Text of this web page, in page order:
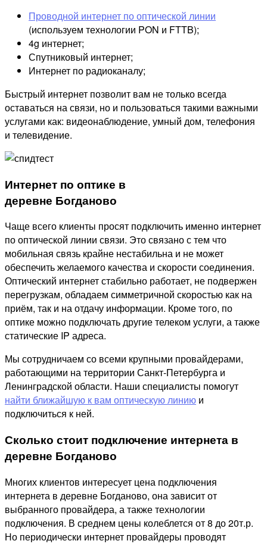
Проводной интернет по оптической линии
(используем технологии PON и FTTB);
4g интернет;
Спутниковый интернет;
Интернет по радиоканалу;
Быстрый интернет позволит вам не только всегда
оставаться на связи, но и пользоваться такими важными
услугами как: видеонаблюдение, умный дом, телефония
и телевидение.
Интернет по оптике в
деревне Богданово
Чаще всего клиенты просят подключить именно интернет
по оптической линии связи. Это связано с тем что
мобильная связь крайне нестабильна и не может
обеспечить желаемого качества и скорости соединения.
Оптический интернет стабильно работает, не подвержен
перегрузкам, обладаем симметричной скоростью как на
приём, так и на отдачу информации. Кроме того, по
оптике можно подключать другие телеком услуги, а также
статические IP адреса.
Мы сотрудничаем со всеми крупными провайдерами,
работающими на территории Санкт-Петербурга и
Ленинградской области. Наши специалисты помогут
найти ближайшую к вам оптическую линию и
подключиться к ней.
Сколько стоит подключение интернета в
деревне Богданово
Многих клиентов интересует цена подключения
интернета в деревне Богданово, она зависит от
выбранного провайдера, а также технологии
подключения. В среднем цены колеблется от 8 до 20т.р.
Но периодически интернет провайдеры проводят